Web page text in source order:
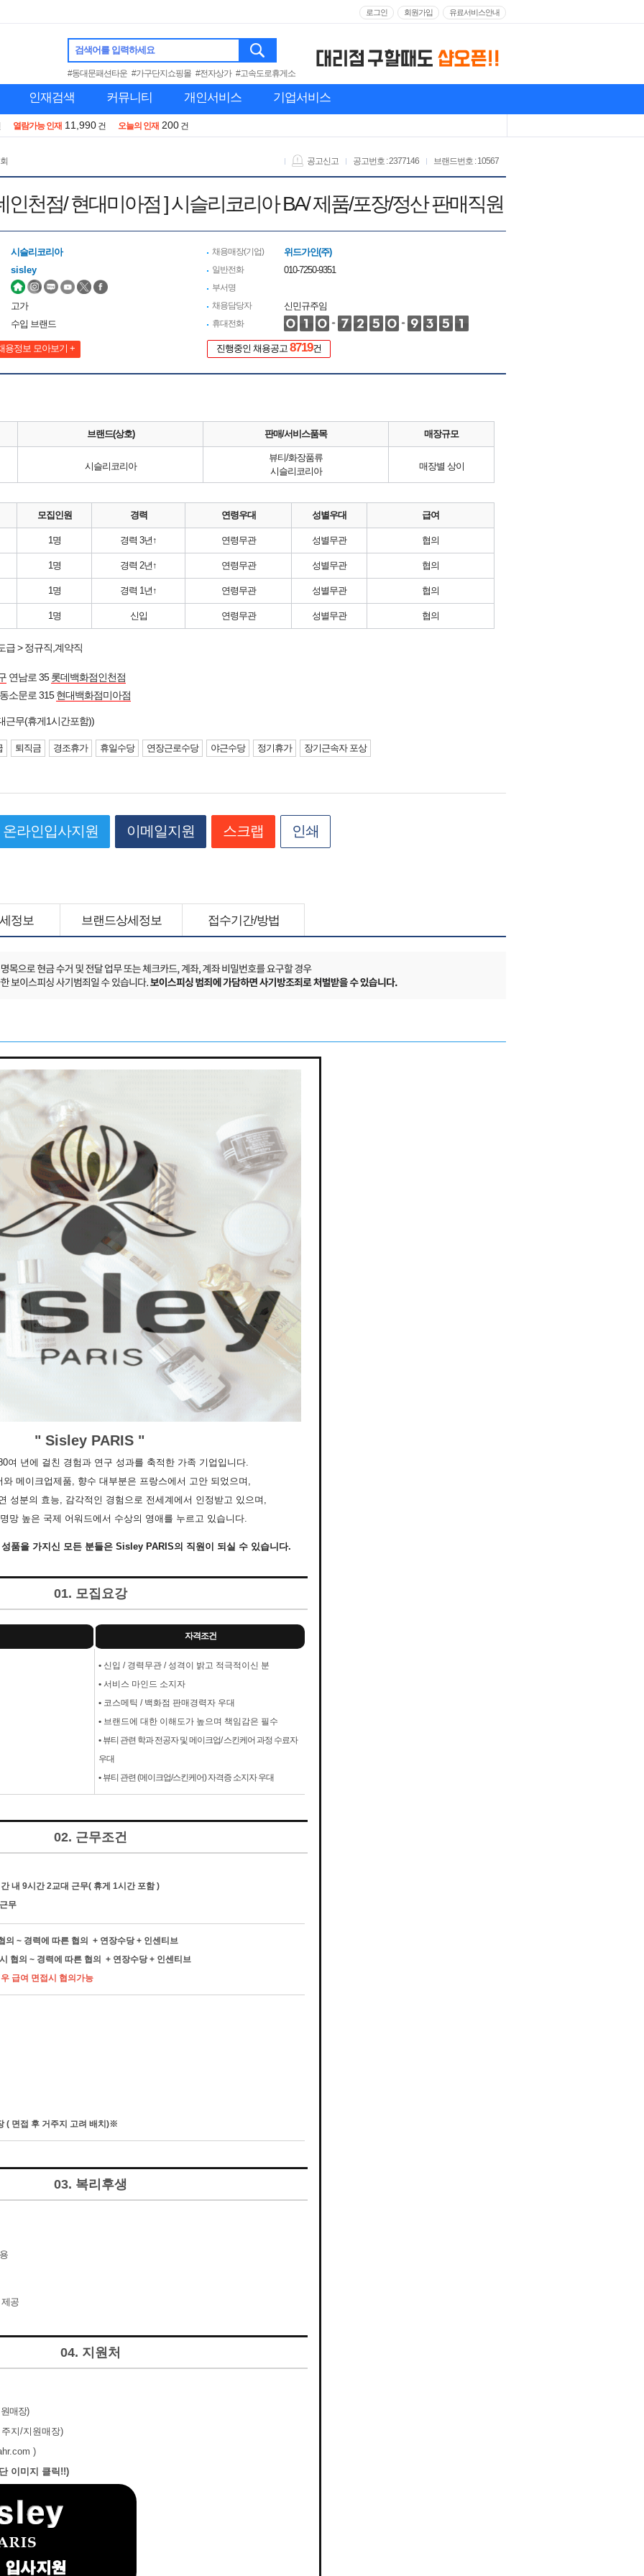
로그인 회원가입 유료서비스안내
검색어를 입력하세요
#동대문패션타운 #가구단지쇼핑몰 #전자상가 #고속도로휴게소
인재검색 커뮤니티 개인서비스 기업서비스
열람가능 인재 11,990 건 오늘의 인재 200 건
브랜드번호 : 10567
공고번호 : 2377146
공고신고
인천점/ 현대미아점 ] 시슬리코리아 BA/ 제품/포장/정산 판매직원
시슬리코리아
sisley
고가
수입 브랜드
용정보 모아보기 +
채용매장(기업) 위드가인(주)
일반전화 010-7250-9351
부서명
채용담당자
신민규주임
휴대전화
진행중인 채용공고 8719건
브랜드(상호) 판매/서비스품목 매장규모
시슬리코리아
뷰티/화장품류
시슬리코리아
매장별 상이
모집인원 경력 연령우대 성별우대 급여
1명 경력 3년↑ 연령무관 성별무관 협의
1명 경력 2년↑ 연령무관 성별무관 협의
1명 경력 1년↑ 연령무관 성별무관 협의
1명 신입 연령무관 성별무관 협의
급 > 정규직,계약직
연남로 35롯데백화점인천점
소문로 315현대백화점미아점
근무(휴게1시간포함))
퇴직금 경조휴가 휴일수당 연장근로수당 야근수당 정기휴가 장기근속자 포상
온라인입사지원 이메일지원 스크랩 인쇄
정보 브랜드상세정보 접수기간/방법
" Sisley PARIS "
여 년에 걸친 경험과 연구 성과를 축적한 가족 기업입니다.
메이크업제품, 향수 대부분은 프랑스에서 고안 되었으며,
성분의 효능, 감각적인 경험으로 전세계에서 인정받고 있으며,
망 높은 국제 어워드에서 수상의 영애를 누르고 있습니다.
품을 가지신 모든 분들은 Sisley PARIS의 직원이 되실 수 있습니다.
01. 모집요강
자격조건
• 신입 / 경력무관 / 성격이 밝고 적극적이신 분
• 서비스 마인드 소지자
• 코스메틱 / 백화점 판매경력자 우대
• 브랜드에 대한 이해도가 높으며 책임감은 필수
• 뷰티 관련 학과 전공자 및 메이크업/ 스킨케어 과정 수료자
우대
• 뷰티 관련 (메이크업/스킨케어) 자격증 소지자 우대
02. 근무조건
내 9시간 2교대 근무( 휴게 1시간 포함 )
무
의 ~ 경력에 따른 협의 + 연장수당 + 인센티브
협의 ~ 경력에 따른 협의 + 연장수당 + 인센티브
급여 면접시 협의가능
( 면접 후 거주지 고려 배치)※
03. 복리후생
공
04. 지원처
매장)
지/지원매장)
)
이미지 클릭!!)